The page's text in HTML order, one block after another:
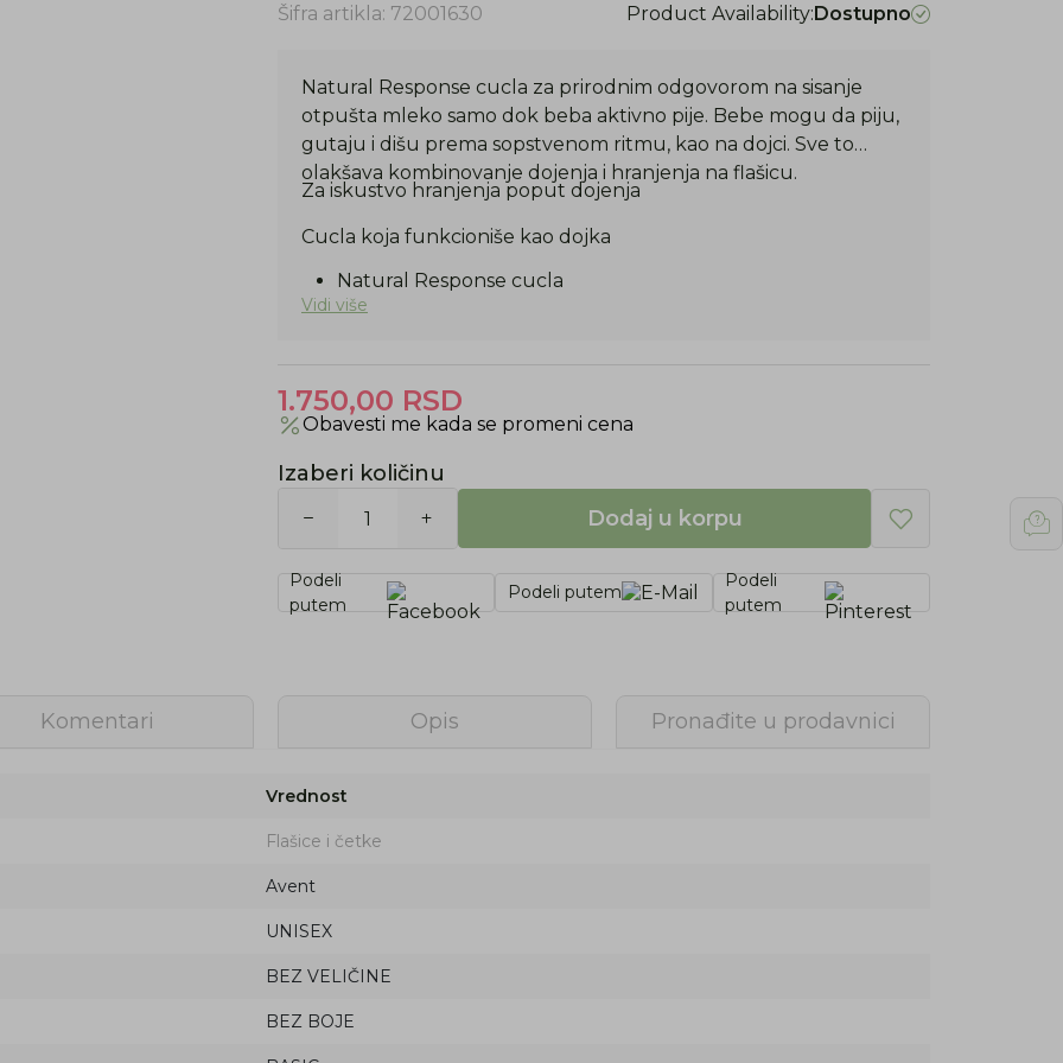
Šifra artikla: 72001630 Product Availability:Dostupno
Natural Response cucla za prirodnim odgovorom na sisanje
otpušta mleko samo dok beba aktivno pije. Bebe mogu da piju,
gutaju i dišu prema sopstvenom ritmu, kao na dojci. Sve to
olakšava kombinovanje dojenja i hranjenja na flašicu.
Za iskustvo hranjenja poput dojenja
Cucla koja funkcioniše kao dojka
Natural Response cucla
9 oz / 260 ml
Vidi više
1.750,00 RSD
Obavesti me kada se promeni cena
Izaberi količinu
Dodaj u korpu
Podeli
putem
Podeli putem
Podeli
putem
Komentari Opis Pronađite u prodavnici
Vrednost
Flašice i četke
Avent
UNISEX
BEZ VELIČINE
BEZ BOJE